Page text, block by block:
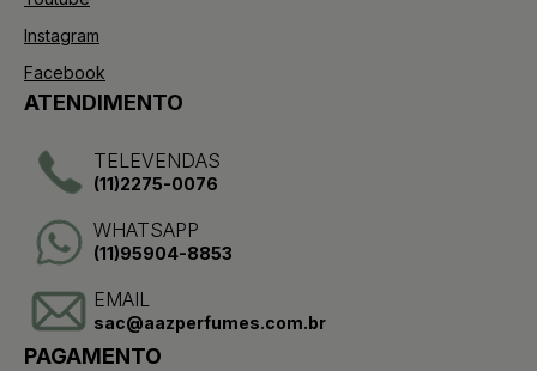
Instagram
Facebook
ATENDIMENTO
TELEVENDAS
(11)2275-0076
WHATSAPP
(11)95904-8853
EMAIL
sac@aazperfumes.com.br
PAGAMENTO